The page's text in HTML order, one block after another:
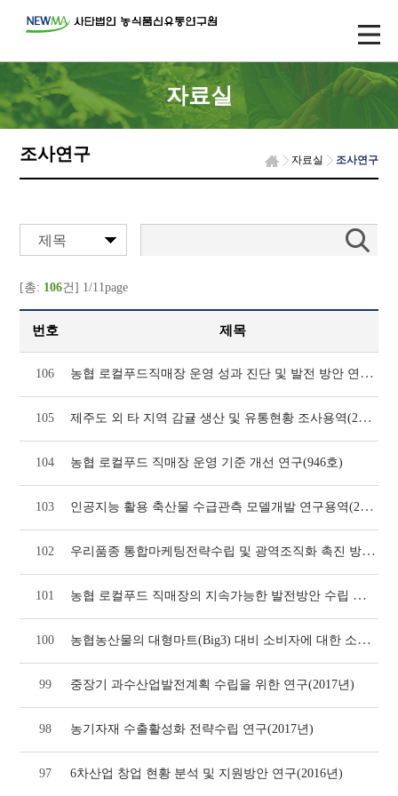
자료실
조사연구 자료실 조사연구
제목
[총: 106건] 1/11page
번호 제목
106 농협 로컬푸드직매장 운영 성과 진단 및 발전 방안 연구(972호)
105 제주도 외 타 지역 감귤 생산 및 유통현황 조사용역(2022년)
104 농협 로컬푸드 직매장 운영 기준 개선 연구(946호)
103 인공지능 활용 축산물 수급관측 모델개발 연구용역(2022년)
102 우리품종 통합마케팅전략수립 및 광역조직화 촉진 방안 도출(2018년)
101 농협 로컬푸드 직매장의 지속가능한 발전방안 수립 연구(2018년)
100 농협농산물의 대형마트(Big3) 대비 소비자에 대한 소구력 비교 및 보완발전 방향(2016
99 중장기 과수산업발전계획 수립을 위한 연구(2017년)
98 농기자재 수출활성화 전략수립 연구(2017년)
97 6차산업 창업 현황 분석 및 지원방안 연구(2016년)